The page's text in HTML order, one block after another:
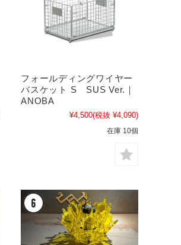
フォールディングワイヤー
バスケット S SUS Ver.｜
ANOBA
¥4,500(税抜 ¥4,090)
在庫 10個